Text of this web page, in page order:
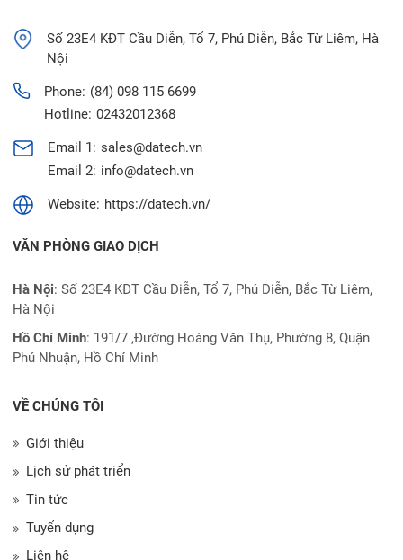
Số 23E4 KĐT Cầu Diễn, Tổ 7, Phú Diễn, Bắc Từ Liêm, Hà
Nội
Phone: (84) 098 115 6699
Hotline: 02432012368
Email 1: sales@datech.vn
Email 2: info@datech.vn
Website: https://datech.vn/
VĂN PHÒNG GIAO DỊCH
Hà Nội: Số 23E4 KĐT Cầu Diễn, Tổ 7, Phú Diễn, Bắc Từ Liêm,
Hà Nội
Hồ Chí Minh: 191/7 ,Đường Hoàng Văn Thụ, Phường 8, Quận
Phú Nhuận, Hồ Chí Minh
VỀ CHÚNG TÔI
Giới thiệu
Lịch sử phát triển
Tin tức
Tuyển dụng
Liên hệ